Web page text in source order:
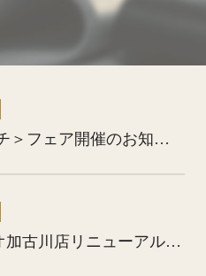
京王百貨店＜ニナ リッチ＞フェア開催のお知らせ
イトーヨーカドーアリオ加古川店リニューアルオープンのお知らせ